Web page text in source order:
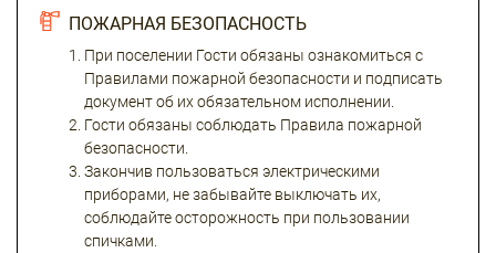
ПОЖАРНАЯ БЕЗОПАСНОСТЬ
При поселении Гости обязаны ознакомиться с
Правилами пожарной безопасности и подписать
документ об их обязательном исполнении.
Гости обязаны соблюдать Правила пожарной
безопасности.
Закончив пользоваться электрическими
приборами, не забывайте выключать их,
соблюдайте осторожность при пользовании
спичками.